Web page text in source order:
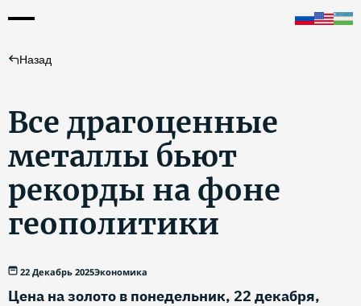
Назад
Все драгоценные
металлы бьют
рекорды на фоне
геополитики
22 Декабрь 2025Экономика
Цена на золото в понедельник, 22 декабря,